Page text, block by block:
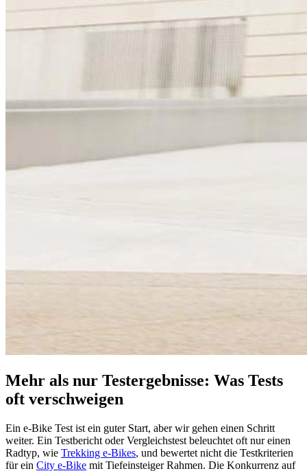
Mehr als nur Testergebnisse: Was Tests
oft verschweigen
Ein e-Bike Test ist ein guter Start, aber wir gehen einen Schritt
weiter. Ein Testbericht oder Vergleichstest beleuchtet oft nur einen
Radtyp, wie Trekking e-Bikes, und bewertet nicht die Testkriterien
für ein City e-Bike mit Tiefeinsteiger Rahmen. Die Konkurrenz auf